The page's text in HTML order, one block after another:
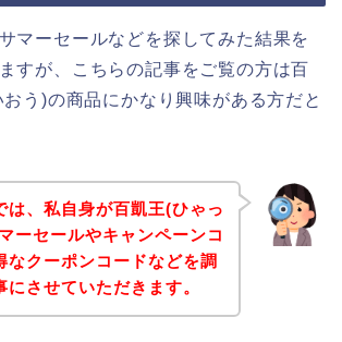
マーセールなどを探してみた結果を
すが、こちらの記事をご覧の方は百
う)の商品にかなり興味がある方だと
は、私自身が百凱王(ひゃっ
ーセールやキャンペーンコ
なクーポンコードなどを調
させていただきます。